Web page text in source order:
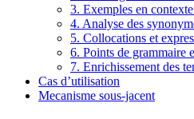
3. Exemples en
4. Analyse des
5. Collocations et
6. Points de grammaire
7. Enrichissement des
Cas d’utilisation
Mecanisme sous-jacent